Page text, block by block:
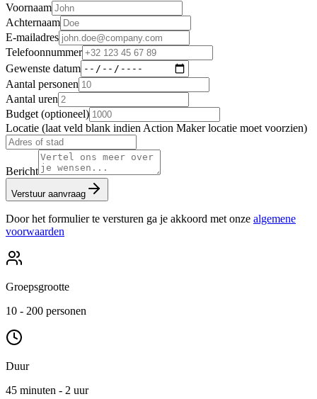
Voornaam
Achternaam
E-mailadres
Telefoonnummer
Gewenste datum
Aantal personen
Aantal uren
Budget (optioneel)
Locatie (laat veld blank indien Action Maker locatie moet voorzien)
Bericht
Verstuur aanvraag
Door het formulier te versturen ga je akkoord met onze algemene
voorwaarden
Groepsgrootte
10 - 200 personen
Duur
45 minuten - 2 uur